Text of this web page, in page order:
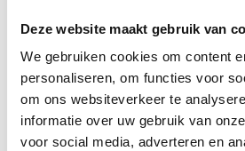
Deze website maakt gebruik van
We gebruiken cookies om content
personaliseren, om functies voor
om ons websiteverkeer te
informatie over uw gebruik van
voor social media, adverteren en
6 JANUARI 2021
PrintPunktCom, was
PRINTmatters interviewde
Aarnink. U weet vast nog wel; hij
hem…